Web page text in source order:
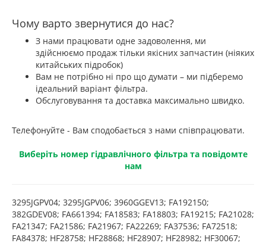
Чому варто звернутися до нас?
З нами працювати одне задоволення, ми
здійснюємо продаж тільки якісних запчастин (ніяких
китайських підробок)
Вам не потрібно ні про що думати – ми підберемо
ідеальний варіант фільтра.
Обслуговування та доставка максимально швидко.
Телефонуйте - Вам сподобається з нами співпрацювати.
Виберіть номер гідравлічного фільтра та повідомте
нам
3295JGPV04; 3295JGPV06; 3960GGEV13; FA192150;
382GDEV08; FA661394; FA18583; FA18803; FA19215; FA21028;
FA21347; FA21586; FA21967; FA22269; FA37536; FA72518;
FA84378; HF28758; HF28868; HF28907; HF28982; HF30067;